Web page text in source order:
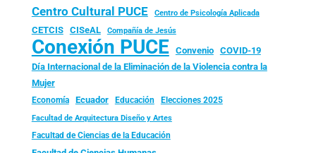
Centro Cultural PUCE Centro de Psicología Aplicada
CETCIS CISeAL Compañía de Jesús
Conexión PUCE Convenio
COVID-19
Día Internacional de la Eliminación de la Violencia contra la
Mujer
Economía Ecuador Educación Elecciones 2025
Facultad de Arquitectura Diseño y Artes
Facultad de Ciencias de la Educación